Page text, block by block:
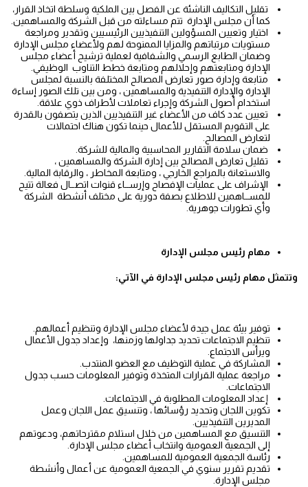
تقليل التكاليف الناشئة عن الفصل بين الملكية وسلطة اتخاذ القرار،
كما أن مجلس الإدارة تتم مساءلته من قبل الشركة والمساهمين.
اختيار وتعيين المسؤولين التنفيذيين الرئيسيين وتقدير ومراجعة
مستويات مرتباتهم والمزايا الممنوحة لهم ولأعضاء مجلس الإدارة
وضمان الطابع الرسمي والشفافية لعملية ترشيح أعضاء مجلس
الإدارة ومتابعتهم وإحلالهم ومتابعة خطط التناوب الوظيفي.
متابعة وإدارة صور تعارض المصالح المختلفة بالنسبة لمجلس
الإدارة والإدارة التنفيذية والمساهمين ، ومن بين تلك الصور إساءة
استخدام أصول الشركة وإجراء تعاملات لأطراف ذوي علاقة.
تعيين عدد كاف من الأعضاء غير التنفيذيين الذين يتصفون بالقدرة
على التقويم المستقل للأعمال حينما تكون هناك احتمالات
لتعارض المصالح.
ضمان سلامة التقارير المحاسبية والمالية للشركة.
تقليل تعارض المصالح بين إدارة الشركة والمساهمين ،
والاستعانة بالمراجع الخارجي ، ومتابعة المخاطر ، والرقابة المالية.
الإشراف على عمليات الإفصاح وإرســاء قنوات اتصــال فعالة تتيح
للمســاهمين للاطلاع بصفة دورية على مختلف أنشطة الشركة
وأي تطورات جوهرية.
مهام رئيس مجلس الإدارة
وتتمثل مهام رئيس مجلس الإدارة في الآتي:
توفير بيئة عمل جيدة لأعضاء مجلس الإدارة وتنظيم أعمالهم.
تنظيم الاجتماعات تحديد جداولها وزمنها، وإعداد جدول الأعمال
ويرأس الاجتماع.
المشاركة في عملية التوظيف مع العضو المنتدب.
مراجعة عملية القرارات المتخذة وتوفير المعلومات حسب جدول
الاجتماعات.
إعداد المعلومات المطلوبة في الاجتماعات.
تكوين اللجان وتحديد رؤسائها ، وتنسيق عمل اللجان وعمل
المديرين التنفيذيين.
التنسيق مع المساهمين من خلال استلام مقترحاتهم، ودعوتهم
إلى الجمعية العمومية وانتخاب أعضاء مجلس الإدارة.
رئاسة الجمعية العمومية للمساهمين.
تقديم تقرير سنوي في الجمعية العمومية عن أعمال وأنشطة
مجلس الإدارة.